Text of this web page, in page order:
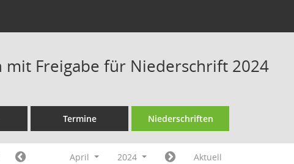
mit Freigabe für Niederschrift 2024
Termine Niederschriften
April 2024 Aktuell